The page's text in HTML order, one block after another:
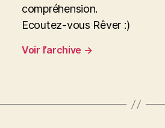
compréhension.
Ecoutez-vous Rêver :)
Voir l’archive →